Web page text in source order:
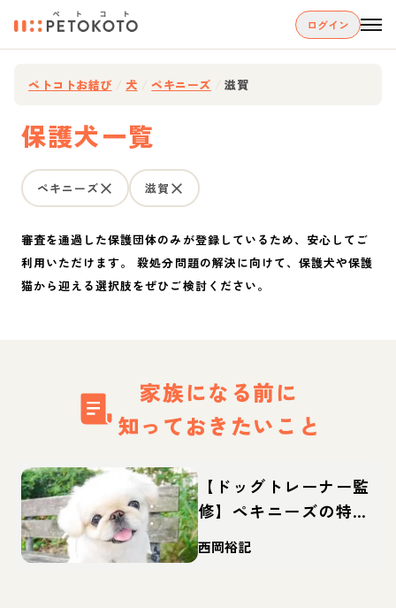
ログイン
ペトコトお結び 犬 ペキニーズ 滋賀
保護犬一覧
ペキニーズ 滋賀
審査を通過した保護団体のみが登録しているため、安心してご
利用いただけます。 殺処分問題の解決に向けて、保護犬や保護
猫から迎える選択肢をぜひご検討ください。
家族になる前に
知っておきたいこと
【ドッグトレーナー監
修】ペキニーズの特
徴・性格は？しつけや
カットなどの飼い方や
西岡裕記